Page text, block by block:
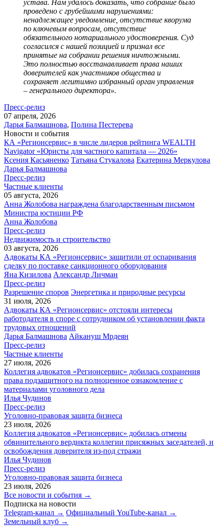
устава. Нам удалось доказать, что собрание было
проведено с грубейшими нарушениями:
ненадлежащее уведомление, отсутствие кворума
по ключевым вопросам, отсутствие
обязательного нотариального удостоверения. Суд
согласился с нашей позицией и признал все
принятые на собрании решения ничтожными.
Это полностью восстанавливает права наших
доверителей как участников общества и
сохраняет легитимно избранный орган управления
– генерального директора».
Пресс-релиз
07 апреля, 2026
Дарья Балмашнова, Полина Пестерева
Новости и события
КА «Регионсервис» в числе лидеров рейтинга WEALTH
Navigator «Юристы для частного капитала — 2026»
Ксения Касьяненко Татьяна Стукалова Екатерина Меркулова
Дарья Балмашнова
Пресс-релиз
Частные клиенты
05 августа, 2026
Анна Жолобова награждена благодарственным письмом
Министра юстиции РФ
Анна Жолобова
Пресс-релиз
Недвижимость и строительство
03 августа, 2026
Адвокаты КА «Регионсервис» защитили от оспаривания
сделку по поставке санкционного оборудования
Яна Кизилова Александр Личман
Пресс-релиз
Разрешение споров Энергетика и природные ресурсы
31 июля, 2026
Адвокаты КА «Регионсервис» отстояли интересы
работодателя в споре с сотрудником об установлении факта
трудовых отношений
Дарья Балмашнова Айкануш Мрдеян
Пресс-релиз
Частные клиенты
27 июля, 2026
Коллегия адвокатов «Регионсервис» добилась сохранения
права подзащитного на полноценное ознакомление с
материалами уголовного дела
Илья Чудинов
Пресс-релиз
Уголовно-правовая защита бизнеса
23 июля, 2026
Коллегия адвокатов «Регионсервис» добилась отмены
обвинительного вердикта коллегии присяжных заседателей, и
освобождения доверителя из-под стражи
Илья Чудинов
Пресс-релиз
Уголовно-правовая защита бизнеса
23 июля, 2026
Все новости и события →
Подписка на новости
Telegram-канал → Официальный YouTube-канал →
Земельный клуб →